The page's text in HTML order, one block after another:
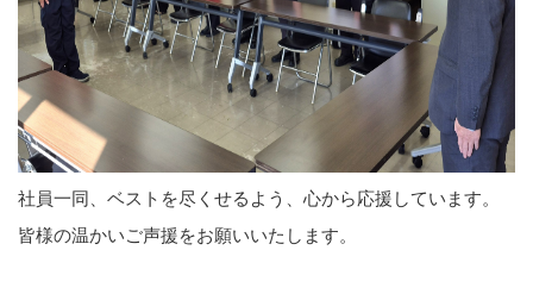
社員一同、ベストを尽くせるよう、心から応援しています。
皆様の温かいご声援をお願いいたします。